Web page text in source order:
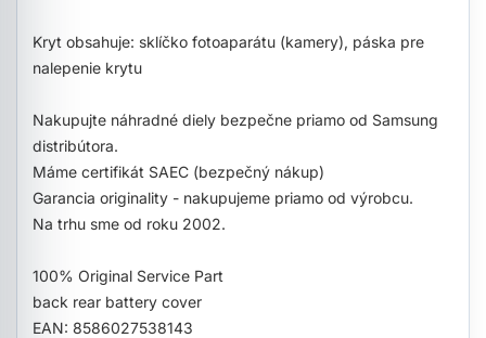
Kryt obsahuje: sklíčko fotoaparátu (kamery), páska pre
nalepenie krytu
Nakupujte náhradné diely bezpečne priamo od Samsung
distribútora.
Máme certifikát SAEC (bezpečný nákup)
Garancia originality - nakupujeme priamo od výrobcu.
Na trhu sme od roku 2002.
100% Original Service Part
back rear battery cover
EAN: 8586027538143